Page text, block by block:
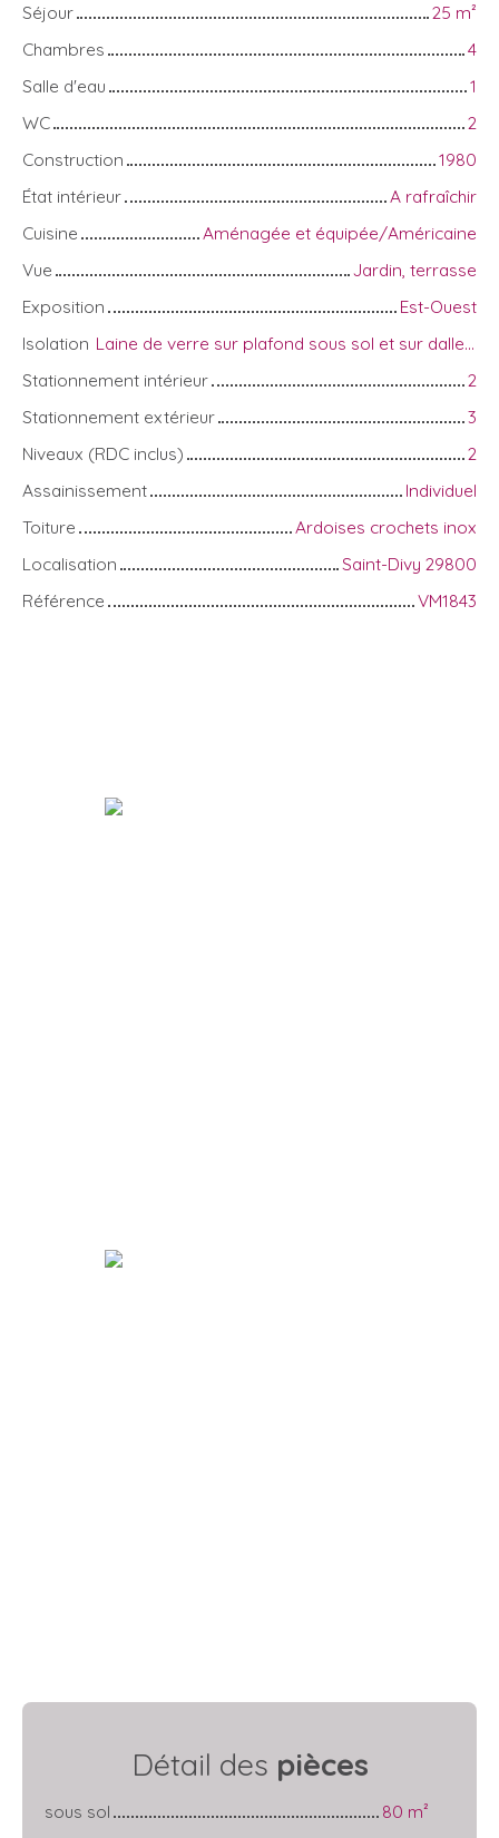
Séjour
25 m²
Chambres
4
Salle d'eau
1
WC
2
Construction
1980
État intérieur
A rafraîchir
Cuisine
Aménagée et équipée/Américaine
Vue
Jardin, terrasse
Exposition
Est-Ouest
Isolation
Laine de verre sur plafond sous sol et sur dalle grenier ( recouvert d'un plancehr bois)
Stationnement intérieur
2
Stationnement extérieur
3
Niveaux (RDC inclus)
2
Assainissement
Individuel
Toiture
Ardoises crochets inox
Localisation
Saint-Divy 29800
Référence
VM1843
Détail des pièces
sous sol
80 m²